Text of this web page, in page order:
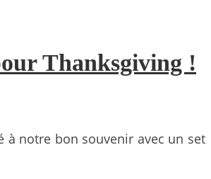
Thanksgiving !
à notre bon souvenir avec un set